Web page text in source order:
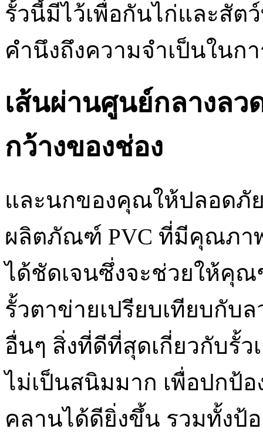
รั้วนี้มีไว้เพื่อกันไก่และสัต
คำนึงถึงความจำเป็นในก
เส้นผ่านศูนย์กลางล
กว้างของช่อง
และนกของคุณให้ปลอดภั
ผลิตภัณฑ์ PVC ที่มีคุณภา
ได้ชัดเจนซึ่งจะช่วยให้คุ
รั้วตาข่ายเปรียบเทียบกับ
อื่นๆ สิ่งที่ดีที่สุดเกี่ยวกับรั้
ไม่เป็นสนิมมาก เพื่อปกป้
คลานได้ดียิ่งขึ้น รวมทั้งป้